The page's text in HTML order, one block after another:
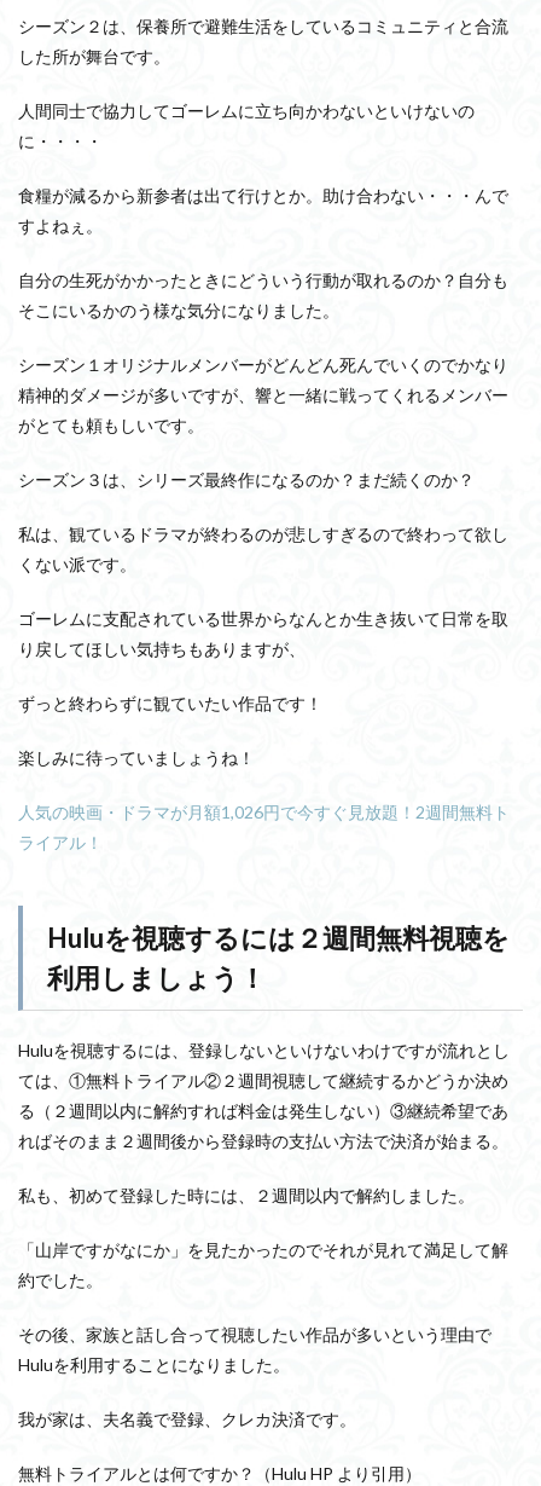
シーズン２ は、保養所で避難生活をしているコミュニティと合流
した所が舞台です。
人間同士で協力してゴーレムに立ち向かわないといけないの
に・・・・
食糧が減るから新参者は出て行けとか。助け合わない・・・んで
すよねぇ。
自分の生死がかかったときにどういう行動が取れるのか？自分も
そこにいるかのう様な気分になりました。
シーズン１オリジナルメンバーがどんどん死んでいくのでかなり
精神的ダメージが多いですが、響と一緒に戦ってくれるメンバー
がとても頼もしいです。
シーズン３ は、シリーズ最終作になるのか？まだ続くのか？
私は、観ているドラマが終わるのが悲しすぎるので終わって欲し
くない派です。
ゴーレムに支配されている世界からなんとか生き抜いて日常を取
り戻してほしい気持ちもありますが、
ずっと終わらずに観ていたい作品です！
楽しみに待っていましょうね！
人気の映画・ドラマが月額1,026円で今すぐ見放題！2週間無料ト
ライアル！
Huluを視聴するには２週間無料視聴を
利用しましょう！
Huluを視聴するには、登録しないといけないわけですが流れとし
ては、①無料トライアル②２週間視聴して継続するかどうか決め
る（ ２週間以内に解約すれば料金は発生しない）③継続希望であ
ればそのまま２週間後から登録時の支払い方法で決済が始まる。
私も、初めて登録した時には、２週間以内で解約しました。
「山岸ですがなにか」を見たかったのでそれが見れて満足して解
約でした。
その後、家族と話し合って視聴したい作品が多いという理由で
Huluを利用することになりました。
我が家は、夫名義で登録、クレカ決済です。
無料トライアルとは何ですか？ （Hulu HP より引用）